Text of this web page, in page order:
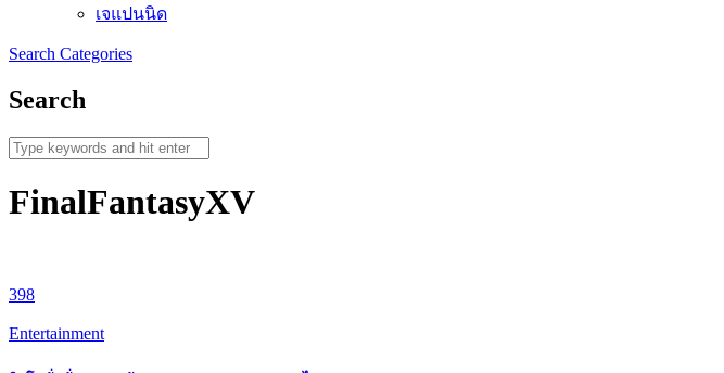
เจแปนนิด
Search Categories
Search
FinalFantasyXV
398
Entertainment